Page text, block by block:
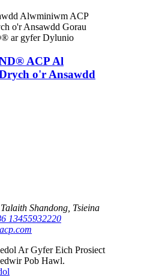
ACP ​​Al
o'r Ansawdd
Shandong, Tsieina
13455932220
Pob Hawl.